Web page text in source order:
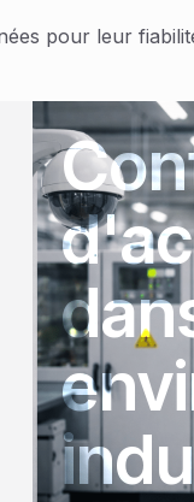
pour leur